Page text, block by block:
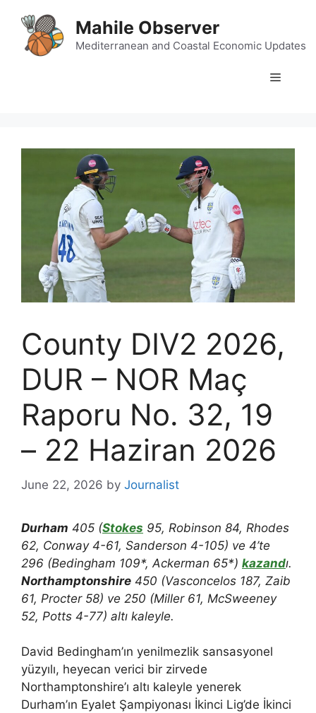
content
Mahile Observer
Mediterranean and Coastal Economic Updates
Menu
County DIV2 2026,
DUR – NOR Maç
Raporu No. 32, 19
– 22 Haziran 2026
June 22, 2026 by Journalist
Durham 405 (Stokes 95, Robinson 84, Rhodes
62, Conway 4-61, Sanderson 4-105) ve 4’te
296 (Bedingham 109*, Ackerman 65*) kazandı.
Northamptonshire 450 (Vasconcelos 187, Zaib
61, Procter 58) ve 250 (Miller 61, McSweeney
52, Potts 4-77) altı kaleyle.
David Bedingham’ın yenilmezlik sansasyonel
yüzyılı, heyecan verici bir zirvede
Northamptonshire’ı altı kaleyle yenerek
Durham’ın Eyalet Şampiyonası İkinci Lig’de İkinci